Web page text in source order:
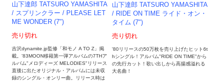
山下達郎 TATSURO YAMASHITA
/ スプリンクラー / PLEASE LET
ME WONDER (7")
売り切れ
吉沢dynamite.jp監修「和モノ A TO Z」掲
載。'83MOON移籍第一弾アルバムの7THア
ルバム"メロディーズ MELODIES"リリース
直後に出たオリジナル・アルバムには未収
録のシングル・オンリー曲。リリース時は
山下達郎 TATSURO YAMASHITA
/ RIDE ON TIME ライド・オン・
タイム (7")
売り切れ
'80リリースの50万枚を売り上げたヒット6t
hシングル！アルバム"RIDE ON TIME"から
の先行カット！歌い出しから高揚感溢れる
大名曲！